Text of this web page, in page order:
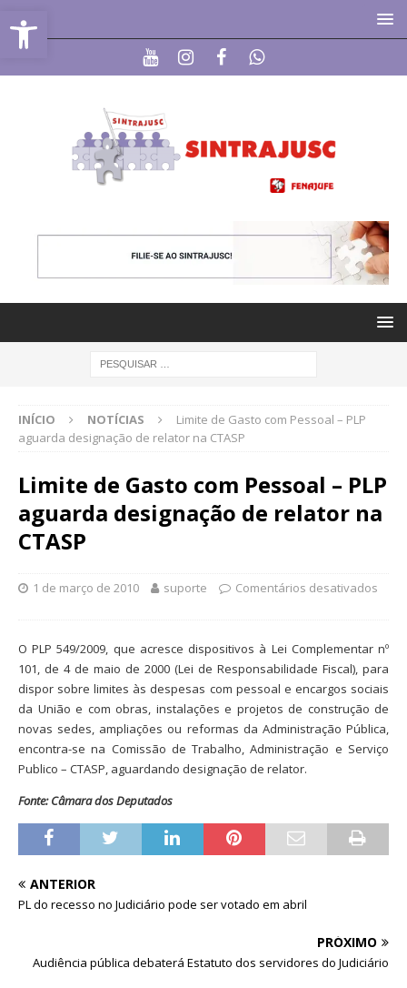
Abrir a barra de ferramentas
INÍCIO NOTÍCIAS
Limite de Gasto com Pessoal – PLP
aguarda designação de relator na CTASP
Limite de Gasto com Pessoal – PLP
aguarda designação de relator na
CTASP
1 de março de 2010 suporte Comentários desativados
O PLP 549/2009, que acresce dispositivos à Lei Complementar nº
101, de 4 de maio de 2000 (Lei de Responsabilidade Fiscal), para
dispor sobre limites às despesas com pessoal e encargos sociais
da União e com obras, instalações e projetos de construção de
novas sedes, ampliações ou reformas da Administração Pública,
encontra-se na Comissão de Trabalho, Administração e Serviço
Publico – CTASP, aguardando designação de relator.
Fonte: Câmara dos Deputados
ANTERIOR
PL do recesso no Judiciário pode ser votado em abril
PRÓXIMO
Audiência pública debaterá Estatuto dos servidores do Judiciário